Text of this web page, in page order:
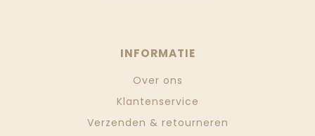
INFORMATIE
Over ons
Klantenservice
Verzenden & retourneren